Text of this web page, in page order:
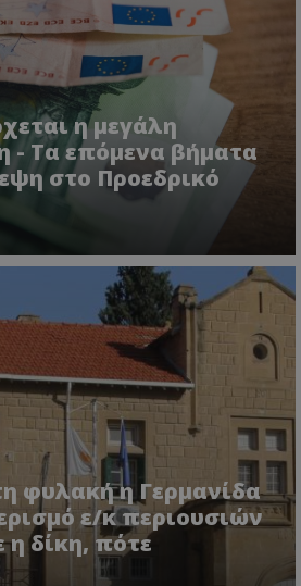
η μεγάλη
- Τα επόμενα βήματα
στο Προεδρικό
φυλακή η Γερμανίδα
ε/κ περιουσιών
δίκη, πότε